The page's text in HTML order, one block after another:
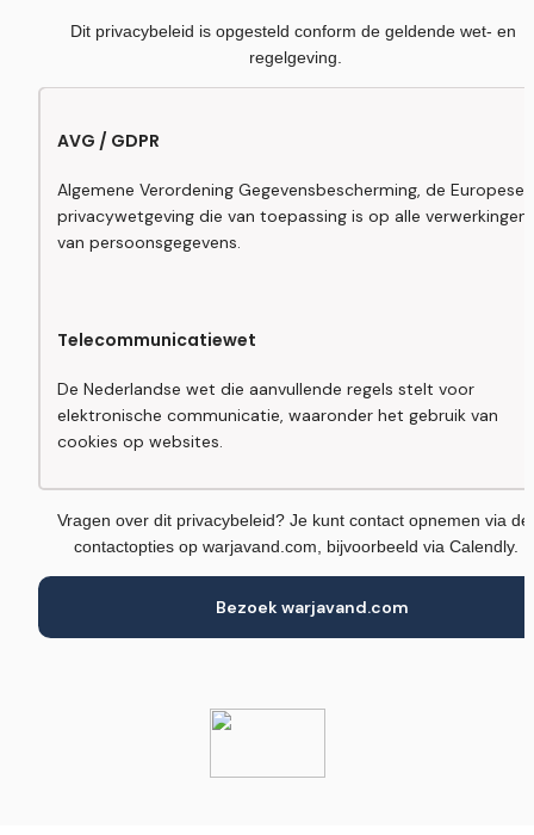
Dit privacybeleid is opgesteld conform de geldende wet- en
regelgeving.
AVG / GDPR
Algemene Verordening Gegevensbescherming, de Europese
privacywetgeving die van toepassing is op alle verwerkingen
van persoonsgegevens.
Telecommunicatiewet
De Nederlandse wet die aanvullende regels stelt voor
elektronische communicatie, waaronder het gebruik van
cookies op websites.
Vragen over dit privacybeleid? Je kunt contact opnemen via de
contactopties op warjavand.com, bijvoorbeeld via Calendly.
Bezoek warjavand.com